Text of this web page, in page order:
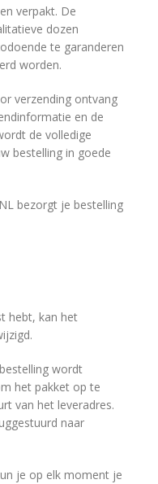
verpakt. De
dozen
te garanderen
worden.
verzending ontvang
en de
de volledige
bestelling in goede
bezorgt je bestelling
hebt, kan het
wordt
het pakket op te
van het leveradres.
naar
je op elk moment je